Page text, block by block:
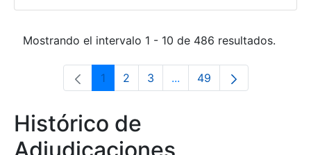
Mostrando el intervalo 1 - 10 de 486 resultados.
Página
1 Página
2 Página
3 ...Páginas intermedias Use
Página
49
Histórico de